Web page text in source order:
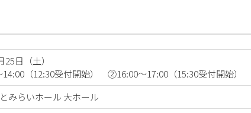
3月25日（土）
（12:30受付開始） ②16:00～17:00（15:30受付開始）
みらいホール 大ホール